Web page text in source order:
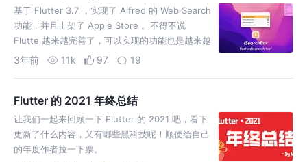
基于 Flutter 3.7 ，实现了 Alfred 的 Web Search
功能，并且上架了 Apple Store 。不得不说
Flutte 越来越完善了，可以实现的功能也是越来越
多了。
3年前 11k 97 19
Flutter 的 2021 年终总结
让我们一起来回顾一下 Flutter 的 2021 吧，看下
更新了什么内容，又有哪些黑科技呢！顺便给自己
的年度作者拉一下票。